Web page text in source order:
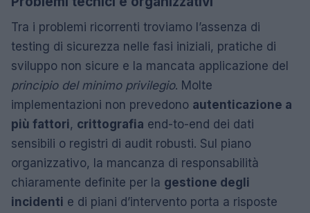
Tra i problemi ricorrenti troviamo l’assenza di
testing di sicurezza nelle fasi iniziali, pratiche di
sviluppo non sicure e la mancata applicazione del
principio del minimo privilegio. Molte
implementazioni non prevedono autenticazione a
più fattori, crittografia end-to-end dei dati
sensibili o registri di audit robusti. Sul piano
organizzativo, la mancanza di responsabilità
chiaramente definite per la gestione degli
incidenti e di piani d’intervento porta a risposte